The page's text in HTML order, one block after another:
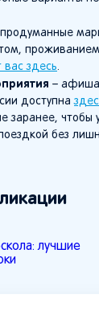
вас здесь.
– афиша
доступна
заранее, чтобы
без